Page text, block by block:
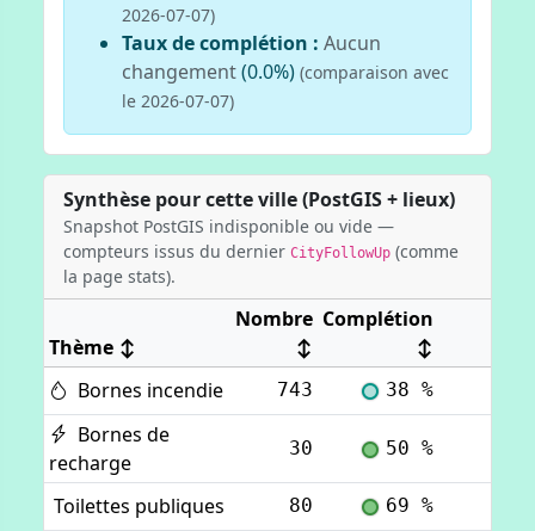
2026-07-07)
Taux de complétion : Aucun
changement(0.0%) (comparaison avec
le 2026-07-07)
Synthèse pour cette ville (PostGIS + lieux)
Snapshot PostGIS indisponible ou vide —
compteurs issus du dernier CityFollowUp (comme
la page stats).
Thème ↕
Nombre
↕
Complétion
↕
Bornes incendie
743 38 %
Bornes de
recharge
30 50 %
Toilettes publiques 80 69 %